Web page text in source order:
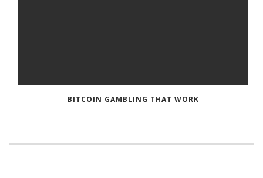
BITCOIN GAMBLING THAT WORK